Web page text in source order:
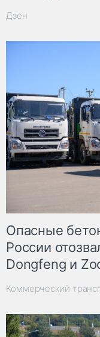
Дзен
Опасные
России
Dongfeng и
Коммерческий